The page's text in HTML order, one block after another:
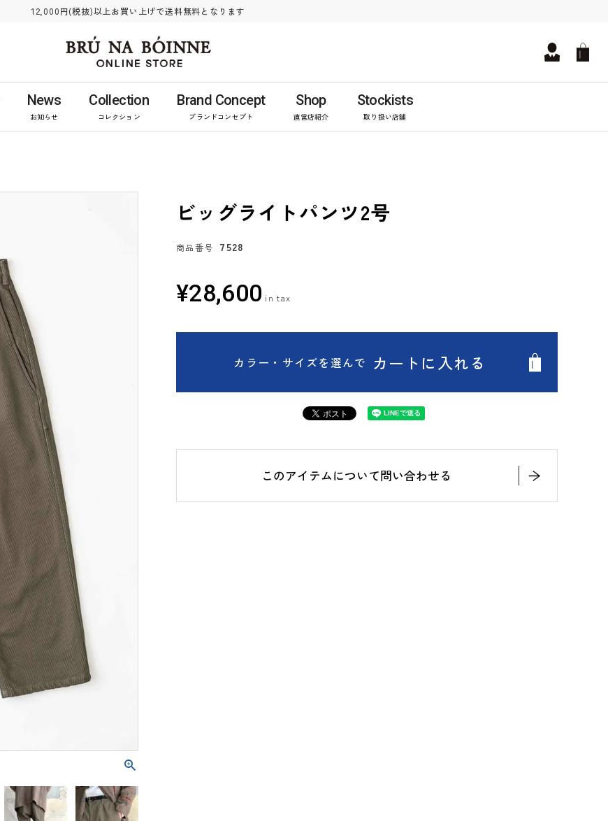
12,000円(税抜)以上お買い上げで送料無料となります
News
お知らせ
Collection
コレクション
Brand Concept
ブランドコンセプト
Shop
直営店紹介
Stockists
取り扱い店舗
ビッグライトパンツ2号
商品番号 7528
¥28,600
カラー・サイズを選んで カートに入れる
このアイテムについて問い合わせる